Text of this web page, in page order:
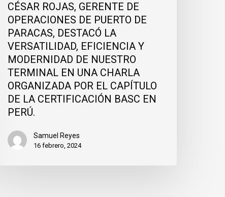
CÉSAR ROJAS, GERENTE DE
OPERACIONES DE PUERTO DE
PARACAS, DESTACÓ LA
VERSATILIDAD, EFICIENCIA Y
MODERNIDAD DE NUESTRO
TERMINAL EN UNA CHARLA
ORGANIZADA POR EL CAPÍTULO
DE LA CERTIFICACIÓN BASC EN
PERÚ.
Samuel Reyes
16 febrero, 2024